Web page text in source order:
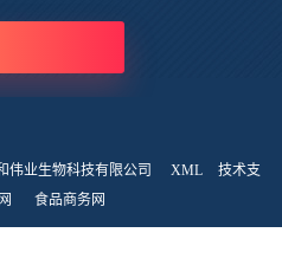
伟业生物科技有限公司 XML
技术支
食品商务网